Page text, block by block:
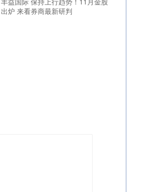
出炉 来看券商最新研判